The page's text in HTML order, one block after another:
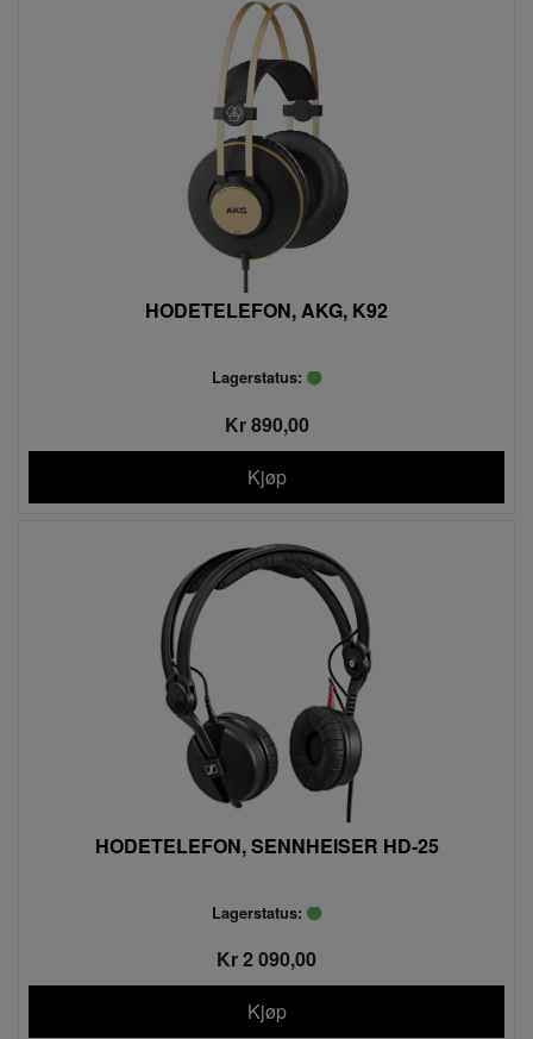
HODETELEFON, AKG, K92
Lagerstatus:
Kr 890,00
Kjøp
HODETELEFON, SENNHEISER HD-25
Lagerstatus:
Kr 2 090,00
Kjøp